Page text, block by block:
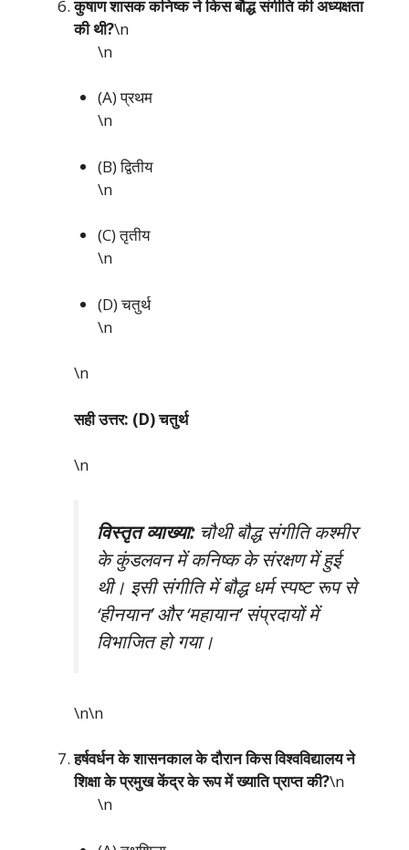
कुषाण शासक कनिष्क ने किस बौद्ध संगीति की अध्यक्षता
की थी?\n
\n
(A) प्रथम
\n
(B) द्वितीय
\n
(C) तृतीय
\n
(D) चतुर्थ
\n
\n
सही उत्तर: (D) चतुर्थ
\n
विस्तृत व्याख्या:चौथी बौद्ध संगीति कश्मीर
के कुंडलवन में कनिष्क के संरक्षण में हुई
थी। इसी संगीति में बौद्ध धर्म स्पष्ट रूप से
‘हीनयान’ और ‘महायान’ संप्रदायों में
विभाजित हो गया।
\n\n
हर्षवर्धन के शासनकाल के दौरान किस विश्वविद्यालय ने
शिक्षा के प्रमुख केंद्र के रूप में ख्याति प्राप्त की?\n
\n